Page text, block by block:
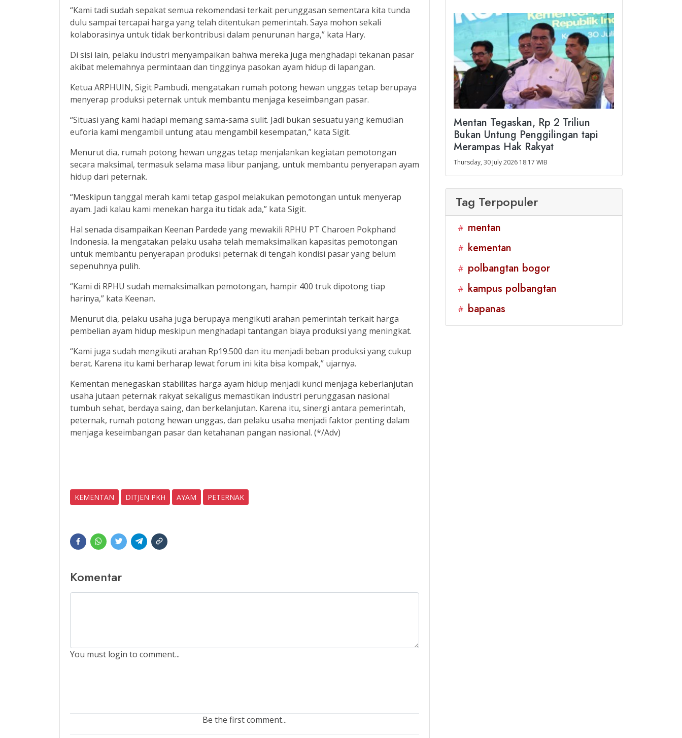
“Kami tadi sudah sepakat semua rekomendasi terkait perunggasan sementara kita tunda
dulu sampai tercapai harga yang telah ditentukan pemerintah. Saya mohon sekali
kolaborasinya untuk tidak berkontribusi dalam penurunan harga,” kata Hary.
Di sisi lain, pelaku industri menyampaikan bahwa mereka juga menghadapi tekanan pasar
akibat melemahnya permintaan dan tingginya pasokan ayam hidup di lapangan.
Ketua ARPHUIN, Sigit Pambudi, mengatakan rumah potong hewan unggas tetap berupaya
menyerap produksi peternak untuk membantu menjaga keseimbangan pasar.
“Situasi yang kami hadapi memang sama-sama sulit. Jadi bukan sesuatu yang kemudian
euforia kami mengambil untung atau mengambil kesempatan,” kata Sigit.
Menurut dia, rumah potong hewan unggas tetap menjalankan kegiatan pemotongan
secara maksimal, termasuk selama masa libur panjang, untuk membantu penyerapan ayam
hidup dari peternak.
“Meskipun tanggal merah kami tetap gaspol melakukan pemotongan untuk menyerap
ayam. Jadi kalau kami menekan harga itu tidak ada,” kata Sigit.
Hal senada disampaikan Keenan Pardede yang mewakili RPHU PT Charoen Pokphand
Indonesia. Ia mengatakan pelaku usaha telah memaksimalkan kapasitas pemotongan
untuk membantu penyerapan produksi peternak di tengah kondisi pasar yang belum
sepenuhnya pulih.
“Kami di RPHU sudah memaksimalkan pemotongan, hampir 400 truk dipotong tiap
harinya,” kata Keenan.
Menurut dia, pelaku usaha juga berupaya mengikuti arahan pemerintah terkait harga
pembelian ayam hidup meskipun menghadapi tantangan biaya produksi yang meningkat.
“Kami juga sudah mengikuti arahan Rp19.500 dan itu menjadi beban produksi yang cukup
berat. Karena itu kami berharap lewat forum ini kita bisa kompak,” ujarnya.
Kementan menegaskan stabilitas harga ayam hidup menjadi kunci menjaga keberlanjutan
usaha jutaan peternak rakyat sekaligus memastikan industri perunggasan nasional
tumbuh sehat, berdaya saing, dan berkelanjutan. Karena itu, sinergi antara pemerintah,
peternak, rumah potong hewan unggas, dan pelaku usaha menjadi faktor penting dalam
menjaga keseimbangan pasar dan ketahanan pangan nasional. (*/Adv)
KEMENTAN DITJEN PKH AYAM PETERNAK
Komentar
You must login to comment...
Be the first comment...
Mentan Tegaskan, Rp 2 Triliun
Bukan Untung Penggilingan tapi
Merampas Hak Rakyat
Thursday, 30 July 2026 18:17 WIB
Tag Terpopuler
# mentan
# kementan
# polbangtan bogor
# kampus polbangtan
# bapanas